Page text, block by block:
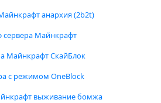
анархия (2b2t)
сервера Майнкрафт
Майнкрафт СкайБлок
с режимом OneBlock
выживание бомжа